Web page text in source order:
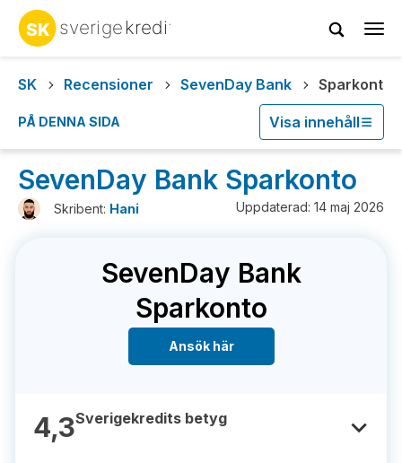
SK
Recensioner SevenDay Bank Sparkonto
PÅ DENNA SIDA Visa innehåll
SevenDay Bank Sparkonto
Skribent: Hani Uppdaterad: 14 maj 2026
SevenDay Bank
Sparkonto
Ansök här
4,3Sverigekredits betyg